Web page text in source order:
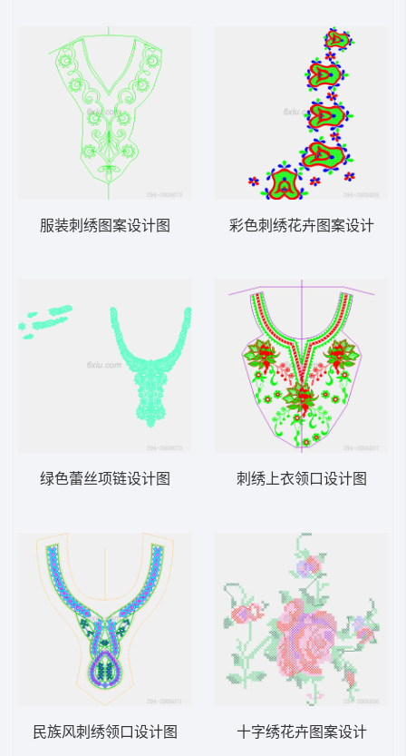
服装刺绣图案设计图
绿色蕾丝项链设计图
民族风刺绣领口设计图
彩色刺绣花卉图案设计
刺绣上衣领口设计图
十字绣花卉图案设计